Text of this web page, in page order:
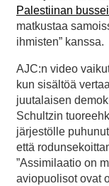
Palestiinan
matkustaa
ihmisten” kanssa.
AJC:n video
kun sisältöä
juutalaisen
Schultzin
järjestölle
että
”Assimilaatio on
aviopuolisot ovat